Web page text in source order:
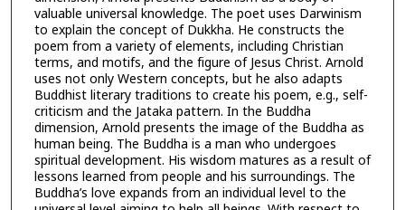
valuable universal knowledge. The poet uses Darwinism
to explain the concept of Dukkha. He constructs the
poem from a variety of elements, including Christian
terms, and motifs, and the figure of Jesus Christ. Arnold
uses not only Western concepts, but he also adapts
Buddhist literary traditions to create his poem, e.g., self-
criticism and the Jataka pattern. In the Buddha
dimension, Arnold presents the image of the Buddha as
human being. The Buddha is a man who undergoes
spiritual development. His wisdom matures as a result of
lessons learned from people and his surroundings. The
Buddha’s love expands from an individual level to the